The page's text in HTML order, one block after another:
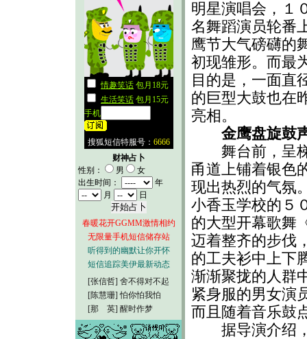
财神占卜
性别：
男
女
出生时间：
年
月
日
春暖花开GGMM激情相约
无限量手机短信储存站
听得到的幽默让你开怀
短信追踪美伊最新动态
[张信哲] 舍不得对不起
[陈慧珊] 怕你怕我怕
[那 英] 醒时作梦
明星演唱会，１
名舞蹈演员轮番
鹰节大气磅礴的
初现雏形。而最
目的是，一面直
的巨型大鼓也在
亮相。
金鹰盘旋鼓
舞台前，呈梯
甬道上铺着银色
现出热烈的气氛
小香玉学校的５
的大型开幕歌舞
迈着整齐的步伐
的工夫衫中上下
渐渐聚拢的人群
紧身服的男女演
而且随着音乐鼓
据导演介绍，